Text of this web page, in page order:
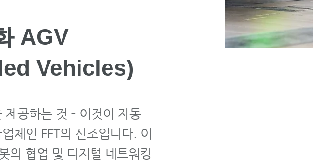
AGV
Vehicles)
공하는 것 – 이것이 자동
체인 FFT의 신조입니다. 이
의 협업 및 디지털 네트워킹